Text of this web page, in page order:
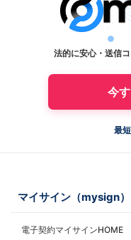
法的に安心・送信
今
最
マイサイン（mysign
電子契約マイサインHOME